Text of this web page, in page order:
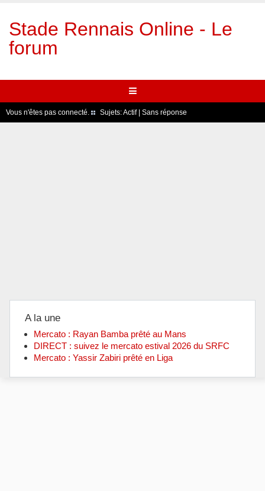
Stade Rennais Online - Le
forum
Vous n'êtes pas connecté. Sujets:Actif| Sans réponse
A la une
Mercato : Rayan Bamba prêté au Mans
DIRECT : suivez le mercato estival 2026 du SRFC
Mercato : Yassir Zabiri prêté en Liga